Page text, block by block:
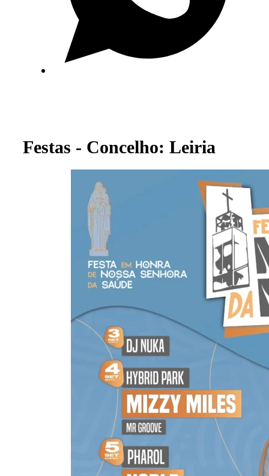
Festas - Concelho: Leiria